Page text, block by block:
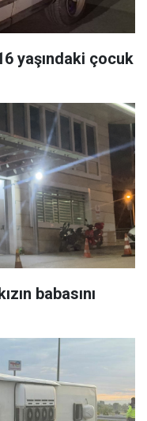
yaşındaki çocuk
babasını